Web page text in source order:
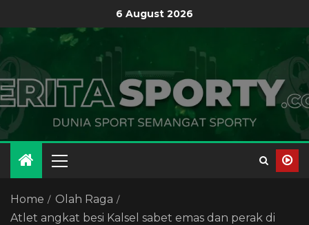
6 August 2026
Home
Olah Raga
Atlet angkat besi Kalsel sabet emas dan perak di